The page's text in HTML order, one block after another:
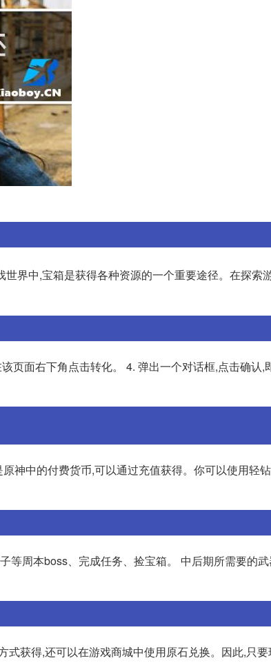
世界中,宝箱是获得各种资源的一个重要途径。在探索
页面右下角点击转化。 4. 弹出一个对话框,点击确认,
神中的付费货币,可以通过充值获得。你可以使用轻
等周本boss、完成任务、捡宝箱。 中后期所需要的
获得,还可以在游戏商城中使用原石兑换。因此,只